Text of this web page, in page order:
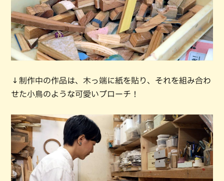
↓制作中の作品は、木っ端に紙を貼り、それを組み合わ
せた小鳥のような可愛いブローチ！